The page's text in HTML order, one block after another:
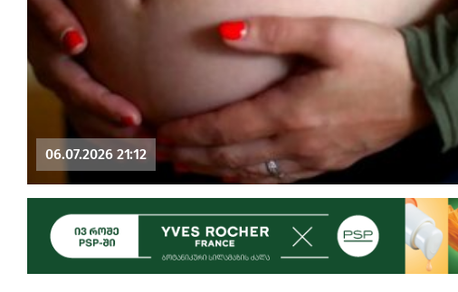
06.07.2026 21:12